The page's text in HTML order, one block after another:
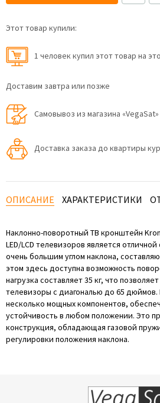
Этот товар купили:
1 человек купил этот товар на
Доставим завтра или позже
Самовывоз из магазина «VegaSat»
Доставка заказа до квартиры
ОПИСАНИЕ ХАРАКТЕРИСТИКИ
Наклонно-поворотный ТВ кронштейн
LED/LCD телевизоров является
очень большим углом наклона,
этом здесь доступна возможность
нагрузка составляет 35 кг, что
телевизоры с диагональю до 65 дюймов.
несколько мощных компонентов,
устойчивость в любом положении. Это
конструкция, обладающая газовой
регулировки положения наклона.